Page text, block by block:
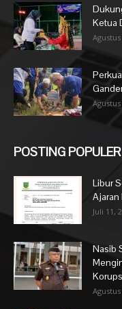
Ketua
Agustus
Agustus
POSTING POPULER
Libur
Ajaran
Juli 11,
Nasib
Agustus